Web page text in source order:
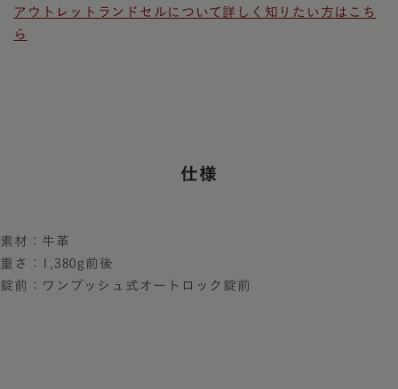
アウトレットランドセルについて詳しく知りたい方はこち
ら
仕様
素材：牛革
重さ：1,380g前後
錠前：ワンプッシュ式オートロック錠前